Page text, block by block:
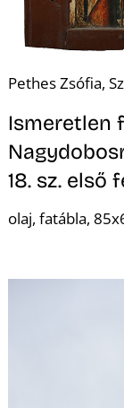
Pethes Zsófia,
Ismeretlen
18. sz. első
olaj, fatábla,